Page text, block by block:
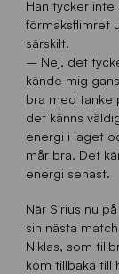
Han tycker
förmaksflimret
särskilt.
– Nej, det
kände mig
bra med tanke
det känns
energi i laget
mår bra. Det
energi senast.
När Sirius nu
sin nästa
Niklas, som
kom tillbaka till